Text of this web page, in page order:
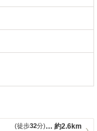
約2.6km
(徒歩32分)